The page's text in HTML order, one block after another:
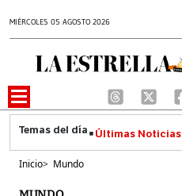
MIÉRCOLES 05 AGOSTO 2026
Últimas Noticias
Inicio> Mundo